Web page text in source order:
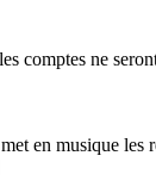
comptes ne
en musique les